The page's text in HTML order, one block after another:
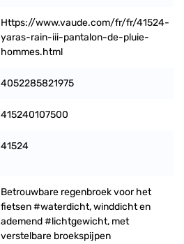
Https://www.vaude.com/fr/fr/41524-
yaras-rain-iii-pantalon-de-pluie-
hommes.html
4052285821975
415240107500
41524
Betrouwbare regenbroek voor het
fietsen #waterdicht, winddicht en
ademend #lichtgewicht, met
verstelbare broekspijpen